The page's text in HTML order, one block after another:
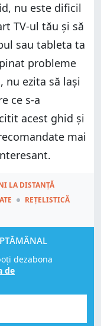
nu este dificil
TV-ul tău și să
sau tableta ta
probleme
nu ezita să lași
ce s-a
acest ghid și
mai
LA DISTANȚĂ
REȚELISTICĂ
dezabona
de